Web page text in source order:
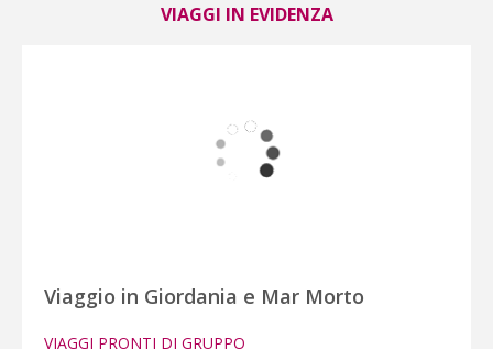
VIAGGI IN EVIDENZA
Viaggio in Giordania e Mar Morto
VIAGGI PRONTI DI GRUPPO